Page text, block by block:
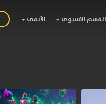
القسم الاسيوي الأنمي